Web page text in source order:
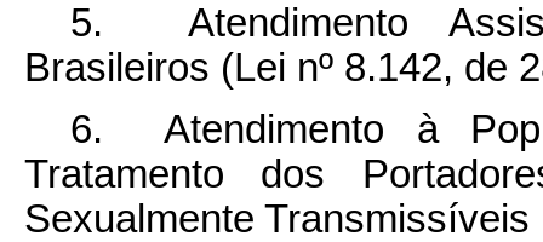
5. Atendimento
Brasileiros (Lei nº 8.142, de
6. Atendimento à
Tratamento dos
Sexualmente Transmissíveis